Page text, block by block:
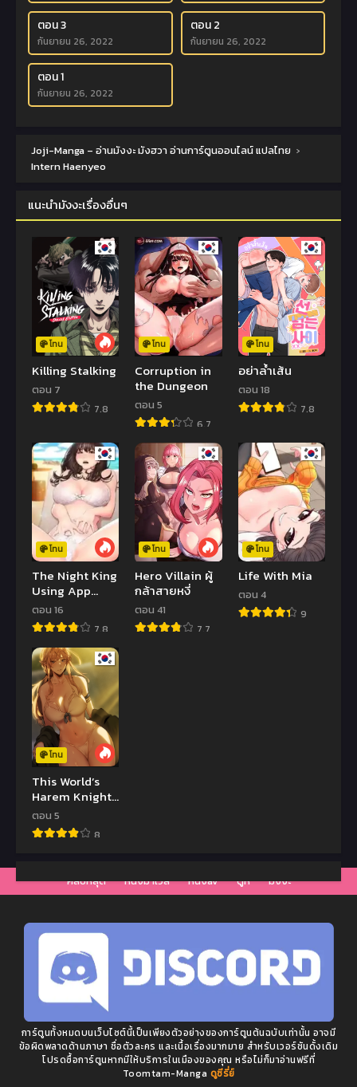
ตอน 3
กันยายน 26, 2022
ตอน 2
กันยายน 26, 2022
ตอน 1
กันยายน 26, 2022
Joji-Manga – อ่านมังงะ มังฮวา อ่านการ์ตูนออนไลน์ แปลไทย ›
Intern Haenyeo
แนะนำมังงะเรื่องอื่นๆ
โทน
Killing Stalking
ตอน 7
7.8
โทน
Corruption in
the Dungeon
ตอน 5
6.7
โทน
อย่าล้ำเส้น
ตอน 18
7.8
โทน
The Night King
Using App
ราชันย์วิตถารผู้
ครองเเอป
ตอน 16
7.8
โทน
Hero Villain ผู้
กล้าสายหงี่
ตอน 41
7.7
โทน
Life With Mia
ตอน 4
9
โทน
This World’s
Harem Knight
ฮาเร็มอัศวินหื่น
ต่างโลก
ตอน 5
8
คลิปหลุด หนังมาเวล หนังav ดูหี มังงะ
การ์ตูนทั้งหมดบนเว็บไซต์นี้เป็นเพียงตัวอย่างของการ์ตูนต้นฉบับเท่านั้น อาจมี
ข้อผิดพลาดด้านภาษา ชื่อตัวละคร และเนื้อเรื่องมากมาย สำหรับเวอร์ชันดั้งเดิม
โปรดซื้อการ์ตูนหากมีให้บริการในเมืองของคุณ หรือไม่ก็มาอ่านฟรีที่
Toomtam-Manga ดูซีรี่ย์